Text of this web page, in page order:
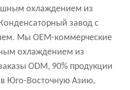
охлаждением из
завод с
. Мы OEM-коммерческие
охлаждением из
ODM, 90% продукции
в Юго-Восточную Азию,